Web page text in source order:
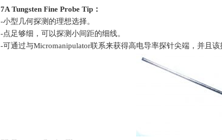
7A Tungsten Fine Probe Tip ：
-小型几何探测的理想选择。
-点足够细，可以探测小间距的细线。
-可通过与Micromanipulator联系来获得高电导率探针尖端，并且